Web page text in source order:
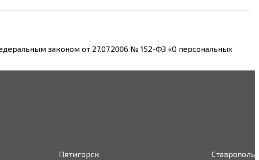
законом от 27.07.2006 № 152-ФЗ «О персональных
Пятигорск Ставрополь